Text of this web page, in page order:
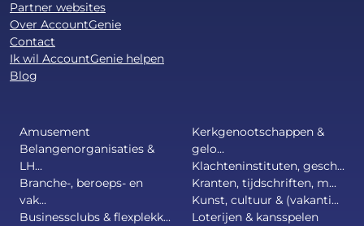
Partner websites
Over AccountGenie
Contact
Ik wil AccountGenie helpen
Blog
Amusement
Belangenorganisaties &
LH...
Branche-, beroeps- en
vak...
Businessclubs & flexplekk...
Kerkgenootschappen &
gelo...
Klachteninstituten, gesch...
Kranten, tijdschriften, m...
Kunst, cultuur & (vakanti...
Loterijen & kansspelen